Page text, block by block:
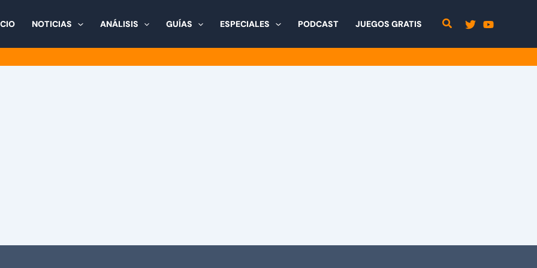
NOTICIAS ANÁLISIS GUÍAS ESPECIALES PODCAST JUEGOS GRATIS